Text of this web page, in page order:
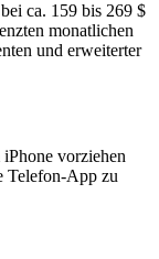
ca. 159 bis 269 $
monatlichen
und erweiterter
vorziehen
Telefon-App zu